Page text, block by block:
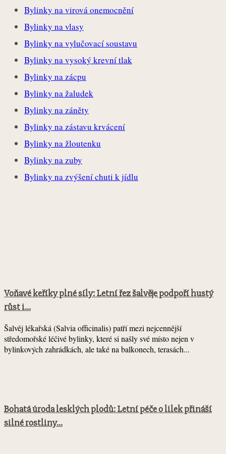
Bylinky na virová onemocnění
Bylinky na vlasy
Bylinky na vylučovací soustavu
Bylinky na vysoký krevní tlak
Bylinky na zácpu
Bylinky na žaludek
Bylinky na záněty
Bylinky na zástavu krvácení
Bylinky na žloutenku
Bylinky na zuby
Bylinky na zvýšení chuti k jídlu
Voňavé keříky plné síly: Letní řez šalvěje podpoří hustý
růst i...
Šalvěj lékařská (Salvia officinalis) patří mezi nejcennější
středomořské léčivé bylinky, které si našly své místo nejen v
bylinkových zahrádkách, ale také na balkonech, terasách...
Bohatá úroda lesklých plodů: Letní péče o lilek přináší
silné rostliny...